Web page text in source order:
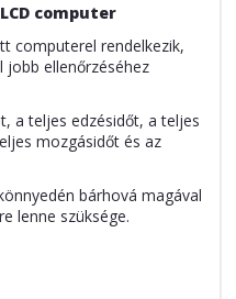
computer
computerel rendelkezik,
jobb ellenőrzéséhez
a teljes edzésidőt, a teljes
mozgásidőt és az
bárhová magával
lenne szüksége.